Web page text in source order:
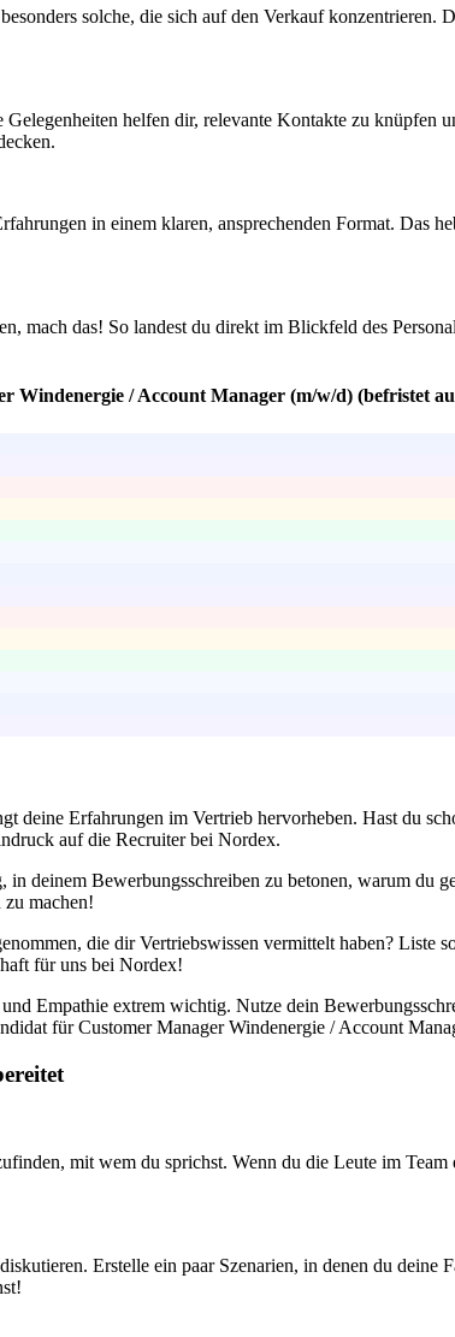
solche, die sich auf den Verkauf
helfen dir, relevante Kontakte zu knüpfen
in einem klaren, ansprechenden Format. Das
mach das! So landest du direkt im Blickfeld des
Windenergie / Account Manager (m/w/d) (befristet
deine Erfahrungen im Vertrieb hervorheben. Hast du
auf die Recruiter bei Nordex.
in deinem Bewerbungsschreiben zu betonen, warum
zu machen!
die dir Vertriebswissen vermittelt haben? Liste
für uns bei Nordex!
Empathie extrem wichtig. Nutze dein
für Customer Manager Windenergie / Account
mit wem du sprichst. Wenn du die Leute im
Erstelle ein paar Szenarien, in denen du